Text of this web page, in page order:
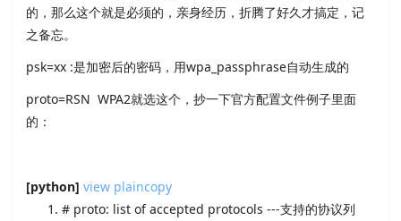
的，那么这个就是必须的，亲身经历，折腾了好久才搞定，记
之备忘。
psk=xx :是加密后的密码，用wpa_passphrase自动生成的
proto=RSN WPA2就选这个，抄一下官方配置文件例子里面
的：
[python] view plaincopy
# proto: list of accepted protocols ---支持的协议列